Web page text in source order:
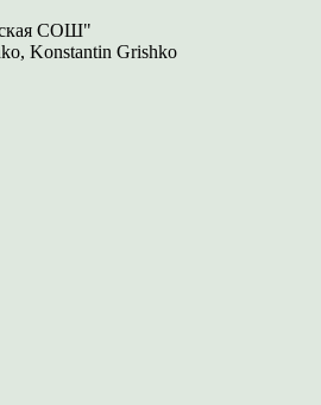
СОШ"
Konstantin Grishko